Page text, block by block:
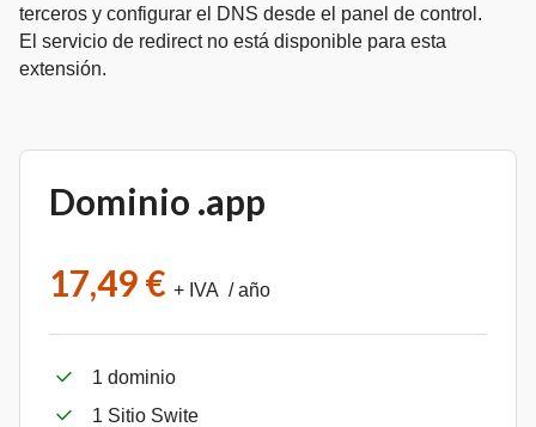
terceros y configurar el DNS desde el panel de control.
El servicio de redirect no está disponible para esta
extensión.
Dominio .app
17,49 € + IVA / año
1 dominio
1 Sitio Swite